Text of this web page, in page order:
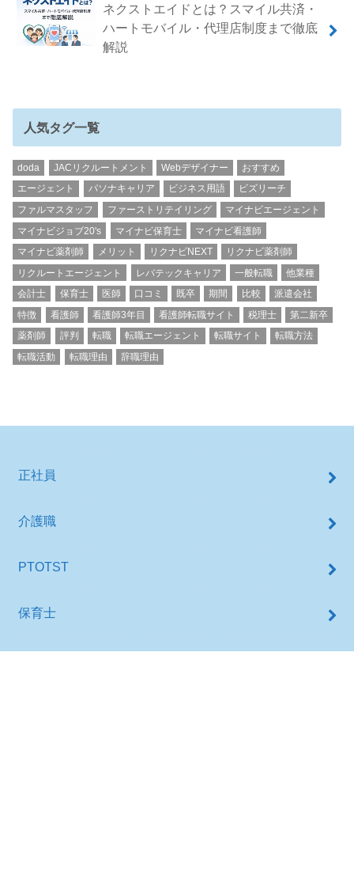
ネクストエイドとは？スマイル共済・
ハートモバイル・代理店制度まで徹底
解説
人気タグ一覧
doda JACリクルートメント Webデザイナー
おすすめ
エージェント
パソナキャリア ビジネス用語
ビズリーチ
ファルマスタッフ
ファーストリテイリング
マイナビエージェント
マイナビジョブ20's
マイナビ保育士
マイナビ看護師
マイナビ薬剤師
メリット リクナビNEXT
リクナビ薬剤師
リクルートエージェント
レバテックキャリア 一般転職
他業種
会計士
保育士 医師 口コミ 既卒 期間 比較
派遣会社
特徴
看護師 看護師3年目 看護師転職サイト 税理士
第二新卒
薬剤師
評判 転職 転職エージェント 転職サイト
転職方法
転職活動
転職理由 辞職理由
正社員
介護職
PTOTST
保育士